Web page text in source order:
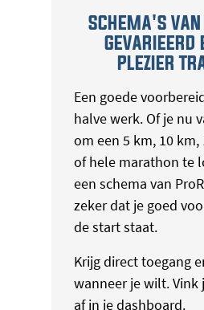
SCHEMA'S
GEVARIEERD
PLEZIER
Een goede
halve werk. Of je nu
om een 5 km, 10
of hele marathon te
een schema van
zeker dat je goed
de start staat.
Krijg direct toegang
wanneer je wilt. Vink
af in je dashboard.